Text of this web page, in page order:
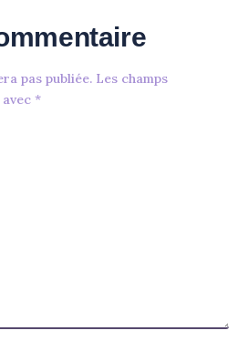
pas publiée. Les champs
*